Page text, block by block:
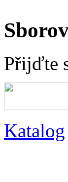
Přijďte
Katalog